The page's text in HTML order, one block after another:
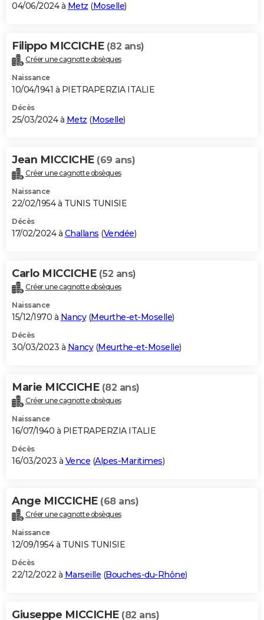
04/06/2024 à Metz (Moselle)
Filippo MICCICHE (82 ans)
Créer une cagnotte obsèques
Naissance
10/04/1941 à PIETRAPERZIA ITALIE
Décès
25/03/2024 à Metz (Moselle)
Jean MICCICHE (69 ans)
Créer une cagnotte obsèques
Naissance
22/02/1954 à TUNIS TUNISIE
Décès
17/02/2024 à Challans (Vendée)
Carlo MICCICHE (52 ans)
Créer une cagnotte obsèques
Naissance
15/12/1970 à Nancy(Meurthe-et-Moselle)
Décès
30/03/2023 à Nancy(Meurthe-et-Moselle)
Marie MICCICHE (82 ans)
Créer une cagnotte obsèques
Naissance
16/07/1940 à PIETRAPERZIA ITALIE
Décès
16/03/2023 à Vence (Alpes-Maritimes)
Ange MICCICHE (68 ans)
Créer une cagnotte obsèques
Naissance
12/09/1954 à TUNIS TUNISIE
Décès
22/12/2022 à Marseille (Bouches-du-Rhône)
Giuseppe MICCICHE (82 ans)